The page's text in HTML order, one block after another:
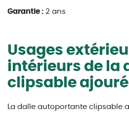
Garantie : 2 ans
Usages
intérieurs de la
clipsable
La dalle autoportante clipsable